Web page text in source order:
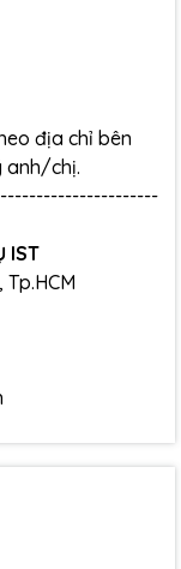
địa chỉ bên
anh/chị.
IST